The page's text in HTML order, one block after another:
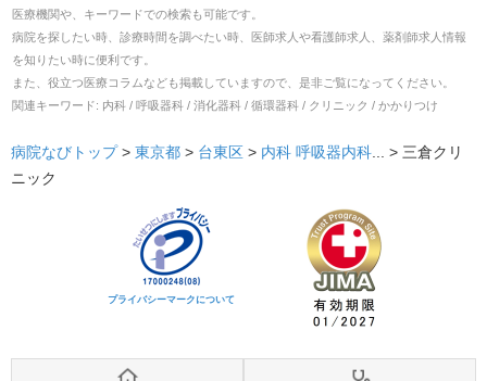
医療機関や、キーワードでの検索も可能です。
病院を探したい時、診療時間を調べたい時、医師求人や看護師求人、薬剤師求人情報
を知りたい時に便利です。
また、役立つ医療コラムなども掲載していますので、是非ご覧になってください。
関連キーワード: 内科 / 呼吸器科 / 消化器科 / 循環器科 / クリニック / かかりつけ
病院なびトップ > 東京都 > 台東区 > 内科 呼吸器内科 ... > 三倉クリ
ニック
プライバシーマークについて